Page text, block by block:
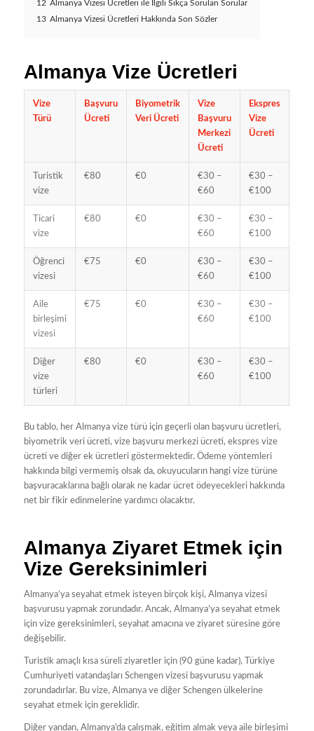
12 Almanya Vizesi Ücretleri ile İlgili Sıkça Sorulan Sorular
13 Almanya Vizesi Ücretleri Hakkında Son Sözler
Almanya Vize Ücretleri
Vize
Türü
Başvuru
Ücreti
Biyometrik
Veri Ücreti
Vize
Başvuru
Merkezi
Ücreti
Ekspres
Vize
Ücreti
Turistik
vize
€80 €0
€30 –
€60
€30 –
€100
Ticari
vize
€80 €0
€30 –
€60
€30 –
€100
Öğrenci
vizesi
€75 €0
€30 –
€60
€30 –
€100
Aile
birleşimi
vizesi
€75 €0
€30 –
€60
€30 –
€100
Diğer
vize
türleri
€80 €0
€30 –
€60
€30 –
€100
Bu tablo, her Almanya vize türü için geçerli olan başvuru ücretleri,
biyometrik veri ücreti, vize başvuru merkezi ücreti, ekspres vize
ücreti ve diğer ek ücretleri göstermektedir. Ödeme yöntemleri
hakkında bilgi vermemiş olsak da, okuyucuların hangi vize türüne
başvuracaklarına bağlı olarak ne kadar ücret ödeyecekleri hakkında
net bir fikir edinmelerine yardımcı olacaktır.
Almanya Ziyaret Etmek için
Vize Gereksinimleri
Almanya’ya seyahat etmek isteyen birçok kişi, Almanya vizesi
başvurusu yapmak zorundadır. Ancak, Almanya’ya seyahat etmek
için vize gereksinimleri, seyahat amacına ve ziyaret süresine göre
değişebilir.
Turistik amaçlı kısa süreli ziyaretler için (90 güne kadar), Türkiye
Cumhuriyeti vatandaşları Schengen vizesi başvurusu yapmak
zorundadırlar. Bu vize, Almanya ve diğer Schengen ülkelerine
seyahat etmek için gereklidir.
Diğer yandan, Almanya’da çalışmak, eğitim almak veya aile birleşimi